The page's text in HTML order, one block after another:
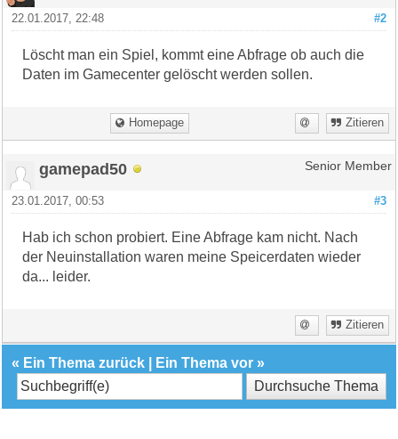
#2
22.01.2017, 22:48
Löscht man ein Spiel, kommt eine Abfrage ob auch die
Daten im Gamecenter gelöscht werden sollen.
Homepage Zitieren
gamepad50 Senior Member
#3
23.01.2017, 00:53
Hab ich schon probiert. Eine Abfrage kam nicht. Nach
der Neuinstallation waren meine Speicerdaten wieder
da... leider.
Zitieren
« Ein Thema zurück Ein Thema vor »